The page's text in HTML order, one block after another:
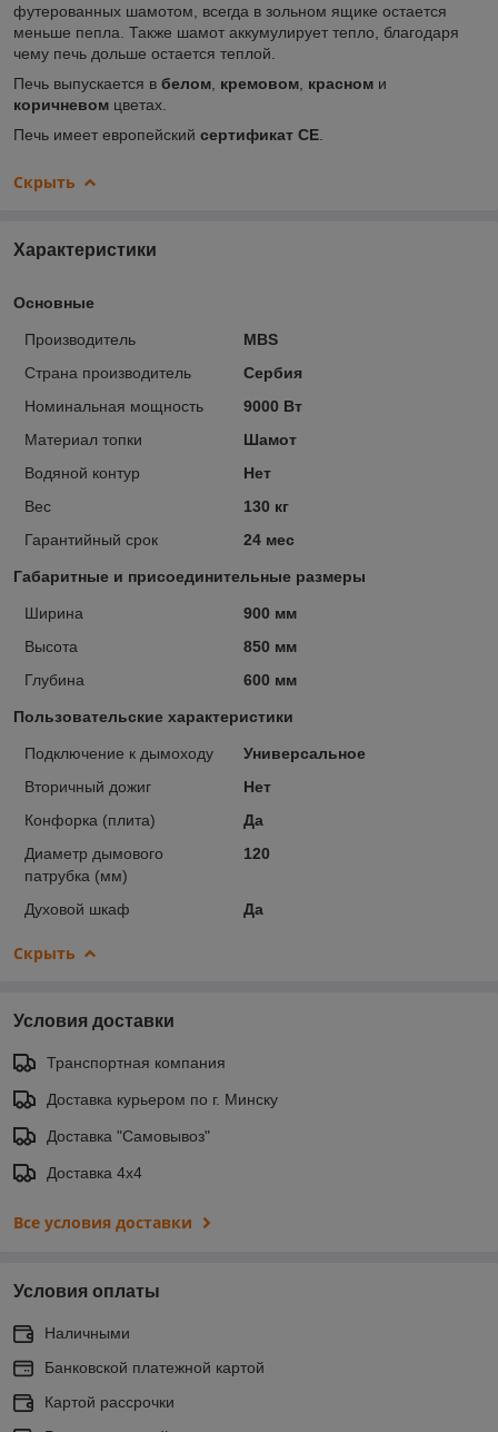
футерованных шамотом, всегда в зольном ящике остается
меньше пепла. Также шамот аккумулирует тепло, благодаря
чему печь дольше остается теплой.
Печь выпускается в белом кремовом красном и
коричневом цветах.
Печь имеет европейский сертификат CE
Скрыть
Характеристики
Основные
Производитель
MBS
Страна производитель
Сербия
Номинальная мощность
9000 Вт
Материал топки
Шамот
Водяной контур
Нет
Вес
130 кг
Гарантийный срок
24 мес
Габаритные и присоединительные размеры
Ширина
900 мм
Высота
850 мм
Глубина
600 мм
Пользовательские характеристики
Подключение к дымоходу
Универсальное
Вторичный дожиг
Нет
Конфорка (плита)
Да
Диаметр дымового
патрубка (мм)
120
Духовой шкаф Да
Скрыть
Условия доставки
Транспортная компания
Доставка курьером по г. Минску
Доставка "Самовывоз"
Доставка 4х4
Все условия доставки
Условия оплаты
Наличными
Банковской платежной картой
Картой рассрочки